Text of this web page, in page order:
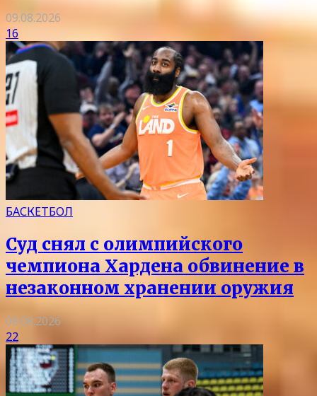
09.08.2026
16
БАСКЕТБОЛ
Суд снял с олимпийского
чемпиона Хардена обвинение в
незаконном хранении оружия
08.08.2026
22